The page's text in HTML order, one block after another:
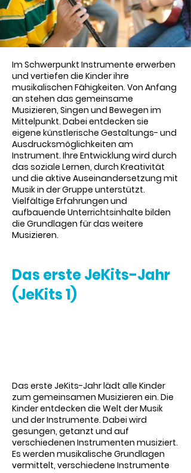
Im Schwerpunkt Instrumente erwerben
und vertiefen die Kinder ihre
musikalischen Fähigkeiten. Von Anfang
an stehen das gemeinsame
Musizieren, Singen und Bewegen im
Mittelpunkt. Dabei entdecken sie
eigene künstlerische Gestaltungs- und
Ausdrucksmöglichkeiten am
Instrument. Ihre Entwicklung wird durch
das soziale Lernen, durch Kreativität
und die aktive Auseinandersetzung mit
Musik in der Gruppe unterstützt.
Vielfältige Erfahrungen und
aufbauende Unterrichtsinhalte bilden
die Grundlagen für das weitere
Musizieren.
Das erste JeKits-Jahr
(JeKits 1)
Das erste JeKits-Jahr lädt alle Kinder
zum gemeinsamen Musizieren ein. Die
Kinder entdecken die Welt der Musik
und der Instrumente. Dabei wird
gesungen, getanzt und auf
verschiedenen Instrumenten musiziert.
Es werden musikalische Grundlagen
vermittelt, verschiedene Instrumente